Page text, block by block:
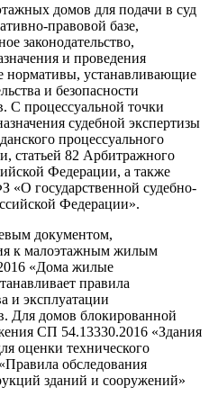
домов для подачи в суд
правовой базе,
законодательство,
и проведения
нормативы, устанавливающие
и безопасности
С процессуальной точки
судебной экспертизы
процессуального
статьей 82 Арбитражного
Федерации, а также
государственной судебно-
Федерации».
документом,
к малоэтажным жилым
«Дома жилые
правила
и эксплуатации
Для домов блокированной
СП 54.13330.2016 «Здания
оценки технического
обследования
зданий и сооружений»